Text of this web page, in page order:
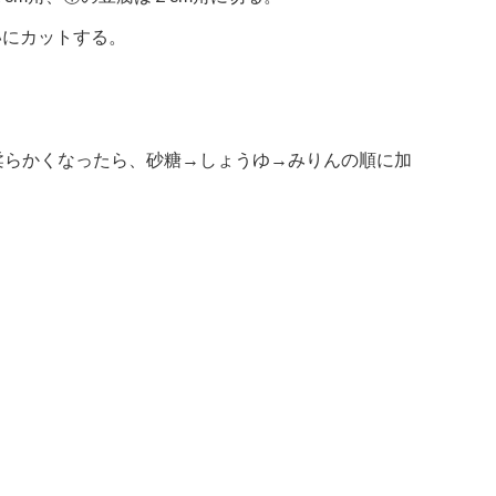
カットする。
かくなったら、砂糖→しょうゆ→みりんの順に加